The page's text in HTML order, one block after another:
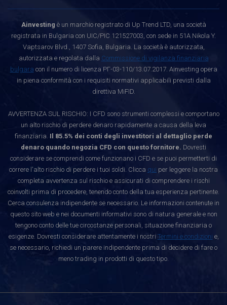
Ainvesting è un marchio registrato di Up Trend LTD, una società
registrata in Bulgaria con UIC/PIC 121527003, con sede in 51A Nikola Y.
Vaptsarov Blvd., 1407 Sofia, Bulgaria. La società è autorizzata,
autorizzata e regolata dalla Commissione di vigilanza finanziaria
bulgara con il numero di licenza РГ-03-110/13.07.2017. Ainvesting opera
in piena conformità con i requisiti normativi applicabili previsti dalla
direttiva MiFID.
AVVERTENZA SUL RISCHIO: I CFD sono strumenti complessi e comportano
un alto rischio di perdere denaro rapidamente a causa della leva
finanziaria. Il 85.5% dei conti degli investitori al dettaglio perde
denaro quando negozia CFD con questo fornitore. Dovresti
considerare se comprendi come funzionano i CFD e se puoi permetterti di
correre l'alto rischio di perdere i tuoi soldi. Clicca qui per leggere la nostra
completa avvertenza sul rischio e assicurati di comprendere i rischi
coinvolti prima di procedere, tenendo conto della tua esperienza pertinente.
Cerca consulenza indipendente se necessario. Le informazioni contenute in
questo sito web e nei documenti informativi sono di natura generale e non
tengono conto delle tue circostanze personali, situazione finanziaria o
esigenze. Dovresti considerare attentamente i nostri Termini e condizioni e,
se necessario, richiedi un parere indipendente prima di decidere di fare o
meno trading in prodotti di questo tipo.